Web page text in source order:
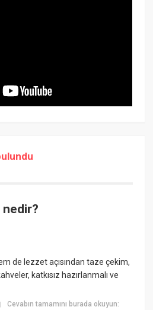
nedir?
de lezzet açısından taze çekim,
katkısız hazırlanmalı ve
Cevabın tamamını burada okuyun: